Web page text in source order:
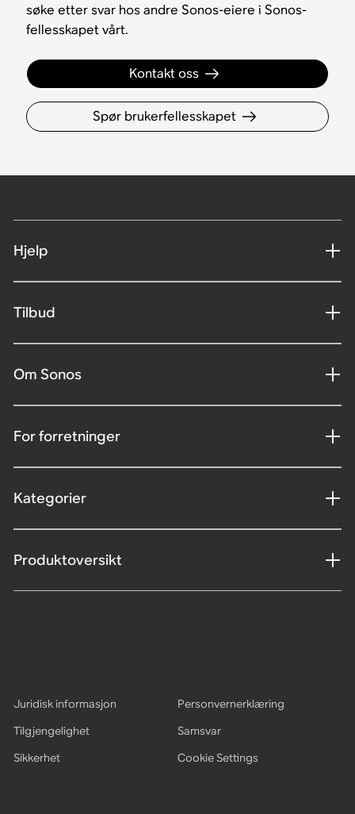
søke etter svar hos andre Sonos-eiere i Sonos-
fellesskapet vårt.
Kontakt oss
Spør brukerfellesskapet
Hjelp
Tilbud
Om Sonos
For forretninger
Kategorier
Produktoversikt
Juridisk informasjon
Personvernerklæring
Tilgjengelighet
Samsvar
Sikkerhet
Cookie Settings